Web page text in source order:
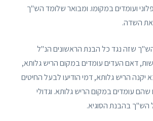
ועומדים במקומו. ומבואר שלומד הש"ך
את השדה.
שזה נגד כל הבנת הראשונים הנ"ל
דאם העדים עומדים במקום הריש גלותא,
יקנה הריש גלותא, דמי הודיעו לבעל החיטים
שהם עומדים במקום הריש גלותא. וגדולי
הש"ך בהבנת הסוגיא.